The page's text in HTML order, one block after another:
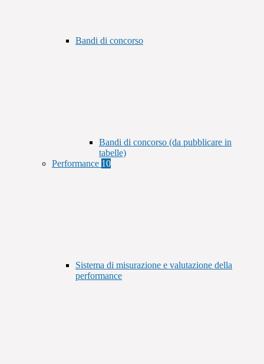
Bandi di concorso
Bandi di concorso (da pubblicare in
tabelle)
Performance 10
Sistema di misurazione e valutazione della
performance